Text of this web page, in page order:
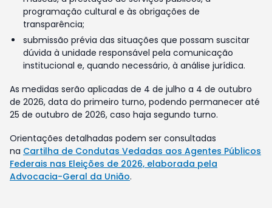
programação cultural e às obrigações de
transparência;
submissão prévia das situações que possam suscitar
dúvida à unidade responsável pela comunicação
institucional e, quando necessário, à análise jurídica.
As medidas serão aplicadas de 4 de julho a 4 de outubro
de 2026, data do primeiro turno, podendo permanecer até
25 de outubro de 2026, caso haja segundo turno.
Orientações detalhadas podem ser consultadas
na Cartilha de Condutas Vedadas aos Agentes Públicos
Federais nas Eleições de 2026, elaborada pela
Advocacia-Geral da União.